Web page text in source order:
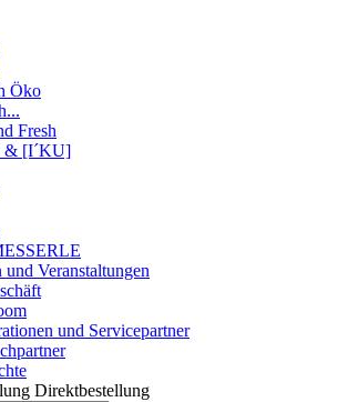
Öko
Fresh
& [I´KU]
und Veranstaltungen
und Servicepartner
Direktbestellung